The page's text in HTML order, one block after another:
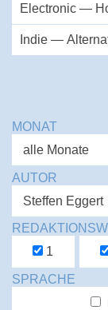
Electronic —
Indie —
MONAT
AUTOR
1
SPRACHE